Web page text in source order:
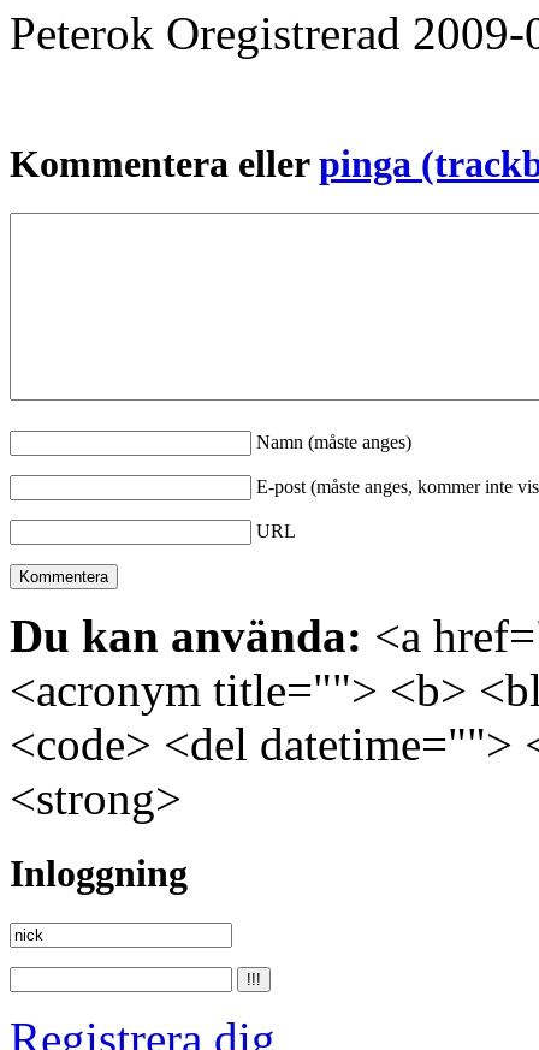
Peterok Oregistrerad 2009-
Kommentera ellerpinga
Namn (måste anges)
E-post (måste anges, kommer inte
URL
Du kan använda: <a
<acronym title=""> <b>
<code> <del
<strong>
Inloggning
Registrera dig